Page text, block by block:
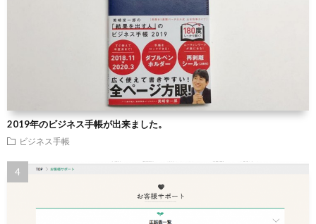
2019年のビジネス手帳が出来ました。
ビジネス手帳